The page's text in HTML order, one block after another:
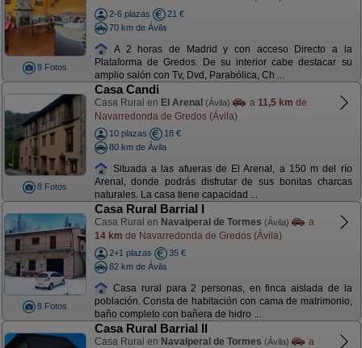
8 Fotos
2-6 plazas
21 €
70 km de Ávila
A 2 horas de Madrid y con acceso Directo a la
Plataforma de Gredos. De su interior cabe destacar su
amplio salón con Tv, Dvd, Parabólica, Ch ...
8 Fotos
Casa Candi
Casa Rural en El Arenal (Ávila) a 11,5 km de
Navarredonda de Gredos (Ávila)
10 plazas
18 €
80 km de Ávila
Situada a las afueras de El Arenal, a 150 m del río
Arenal, donde podrás disfrutar de sus bonitas charcas
naturales. La casa tiene capacidad ...
8 Fotos
Casa Rural Barrial I
Casa Rural en Navalperal de Tormes (Ávila)
a
14 km de Navarredonda de Gredos (Ávila)
2+1 plazas
35 €
82 km de Ávila
Casa rural para 2 personas, en finca aislada de la
población. Consta de habitación con cama de matrimonio,
baño completo con bañera de hidro ...
Casa Rural Barrial II
Casa Rural en Navalperal de Tormes (Ávila)
a